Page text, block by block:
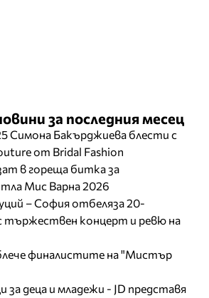
за последния месец
Симона Бакърджиева блести с
от Bridal Fashion
в гореща битка за
Мис Варна 2026
– София отбеляза 20-
тържествен концерт и ревю на
финалистите на "Мистър
за деца и младежи - JD представя